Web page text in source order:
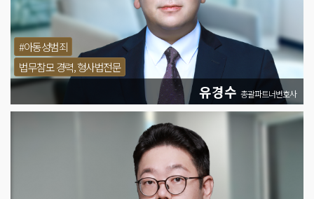
#아동성범죄
법무참모 경력, 형사법전문
유경수 총괄파트너변호사